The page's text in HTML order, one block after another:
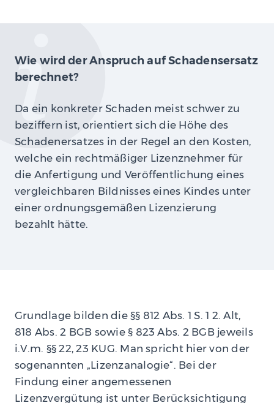
Wie wird der Anspruch auf Schadensersatz
berechnet?
Da ein konkreter Schaden meist schwer zu
beziffern ist, orientiert sich die Höhe des
Schadenersatzes in der Regel an den Kosten,
welche ein rechtmäßiger Lizenznehmer für
die Anfertigung und Veröffentlichung eines
vergleichbaren Bildnisses eines Kindes unter
einer ordnungsgemäßen Lizenzierung
bezahlt hätte.
Grundlage bilden die §§ 812 Abs. 1 S. 1 2. Alt,
818 Abs. 2 BGB sowie § 823 Abs. 2 BGB jeweils
i.V.m. §§ 22, 23 KUG. Man spricht hier von der
sogenannten „Lizenzanalogie“. Bei der
Findung einer angemessenen
Lizenzvergütung ist unter Berücksichtigung